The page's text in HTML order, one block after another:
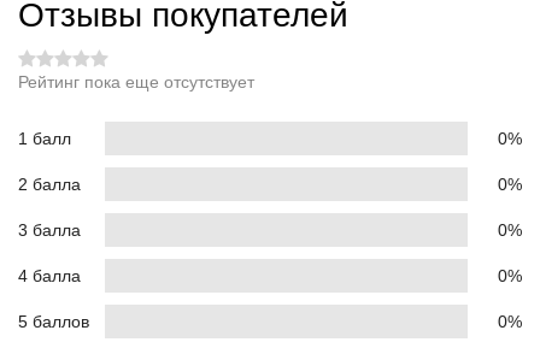
Отзывы покупателей
Рейтинг пока еще отсутствует
1 балл 0%
2 балла 0%
3 балла 0%
4 балла 0%
5 баллов 0%